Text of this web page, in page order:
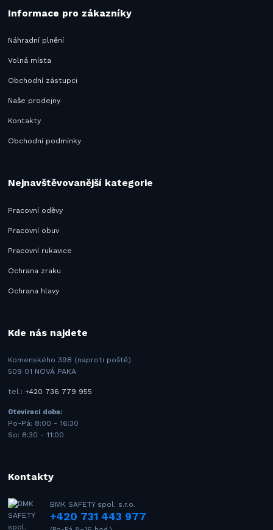
Informace pro zákazníky
Náhradní plnění
Volná místa
Obchodní zástupci
Naše prodejny
Kontakty
Obchodní podmínky
Nejnavštěvovanější kategorie
Pracovní oděvy
Pracovní obuv
Pracovní rukavice
Ochrana zraku
Ochrana hlavy
Kde nás najdete
Komenského 398 (naproti poště)
509 01 NOVÁ PAKA
tel.:+420 736 779 955
Otevírací doba:
Po-Pá: 8:00 - 16:30
So: 8:30 - 11:00
Kontakty
BMK SAFETY spol. s.r.o.
+420 731 443 977